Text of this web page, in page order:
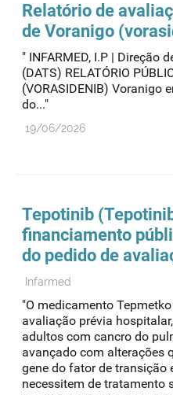
Relatório de
de Voranigo
" INFARMED, I.P | Direção
(DATS) RELATÓRIO
(VORASIDENIB)
do..."
19/06/2026
Tepotinib
financiamento
do pedido de
Infarmed
"O medicamento
avaliação prévia
adultos com cancro do
avançado com alterações
gene do fator de transição
necessitem de tratamento